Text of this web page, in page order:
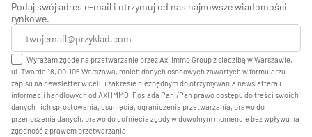
Podaj swój adres e-mail i otrzymuj od nas najnowsze wiadomości
rynkowe.
Wyrażam zgodę na przetwarzanie przez Axi Immo Group z siedzibą w Warszawie,
ul. Twarda 18, 00-105 Warszawa, moich danych osobowych zawartych w formularzu
zapisu na newsletter w celu i zakresie niezbędnym do otrzymywania newslettera i
informacji handlowych od AXI IMMO. Posiada Pani/Pan prawo dostępu do treści swoich
danych i ich sprostowania, usunięcia, ograniczenia przetwarzania, prawo do
przenoszenia danych, prawo do cofnięcia zgody w dowolnym momencie bez wpływu na
zgodność z prawem przetwarzania.